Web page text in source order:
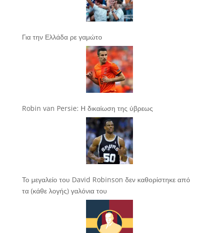
Για την Ελλάδα ρε γαμώτο
Robin van Persie: Η δικαίωση της ύβρεως
Το μεγαλείο του David Robinson δεν καθορίστηκε από
τα (κάθε λογής) γαλόνια του